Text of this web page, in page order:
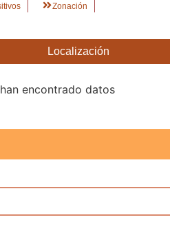
Zonación
Localización
encontrado datos